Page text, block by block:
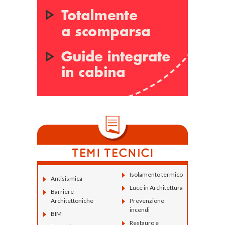
Antisismica
Barriere
Architettoniche
BIM
Isolamento termico
Luce in Architettura
Prevenzione
incendi
Restauro e